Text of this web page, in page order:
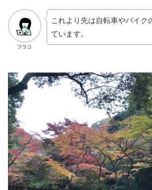
フラコ
これより先は自転車やバイク
ています。